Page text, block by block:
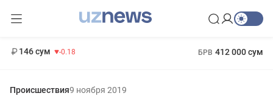
146 сум -0.18 БРВ 412 000 сум
Происшествия9 ноября 2019